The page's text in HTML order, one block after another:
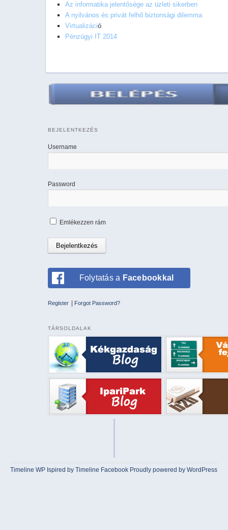
Az informatika jelentősége az üzleti sikerben
A nyilvános és privát felhő biztonsági dilemma
Virtualizáció
Pénzügyi IT 2014
BEJELENTKEZÉS
Username
Password
Emlékezzen rám
Folytatás a Facebookkal
Register Forgot Password?
TÁRSOLDALAK
Timeline WP Ispired byTimeline Facebook Proudly powered by WordPress